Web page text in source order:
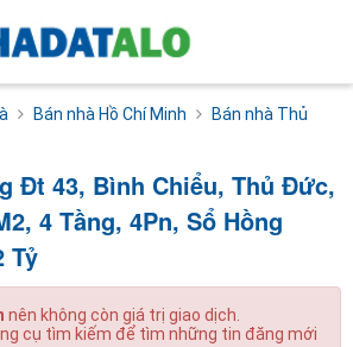
Bán nhà Hồ Chí Minh
Bán nhà Thủ
Đt 43, Bình Chiểu, Thủ Đức,
4 Tầng, 4Pn, Sổ Hồng
Tỷ
nên không còn giá trị giao dịch.
cụ tìm kiếm để tìm những tin đăng mới